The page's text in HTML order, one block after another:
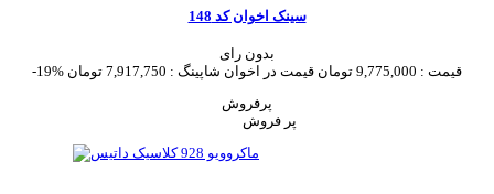
سینک اخوان کد 148
بدون رای
-19%
قیمت : 9,775,000 تومان قیمت در اخوان شاپینگ : 7,917,750 تومان
پرفروش